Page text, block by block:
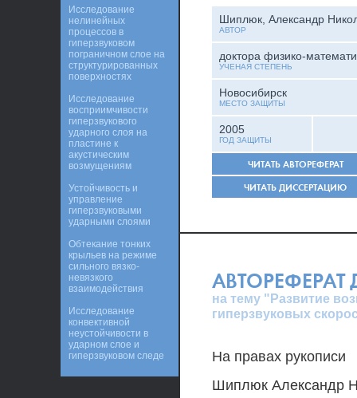
Шиплюк, Александр
АВТОР
доктора физико-
УЧЕНАЯ СТЕПЕНЬ
Новосибирск
МЕСТО ЗАЩИТЫ
2005
ГОД ЗАЩИТЫ
ЧИТАТЬ АВТОРЕФЕРАТ
ЧИТАТЬ ДИССЕРТАЦИЮ
АВТОРЕФЕРАТ
на тему "Развитие
гиперзвуковых
На правах рукописи
Шиплюк Александр
Исследование
нелинейных
процессов в
гиперзвуковом
пограничном слое на
структурированных
поверхностях
Исследование
восприимчивости
гиперзвукового
ударного слоя на
пластине к
акустическим
возмущениям
Устойчивость и
управление
гиперзвуковыми
ударными слоями
Обтекание тонких
крыльев на режиме
сильного вязко-
невязкого
взаимодействия
Исследование
конвективной
неустойчивости в
ударном слое и
гиперзвуковом следе